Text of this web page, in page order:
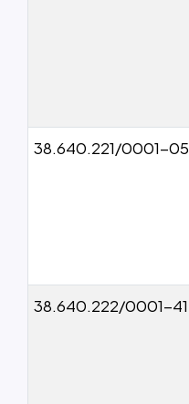
38.640.221/0001-05
38.640.222/0001-41